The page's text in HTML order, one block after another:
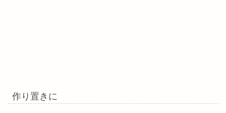
作り置きに